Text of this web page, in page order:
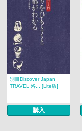
別冊Discover Japan
TRAVEL 洛... [Lite版]
購入